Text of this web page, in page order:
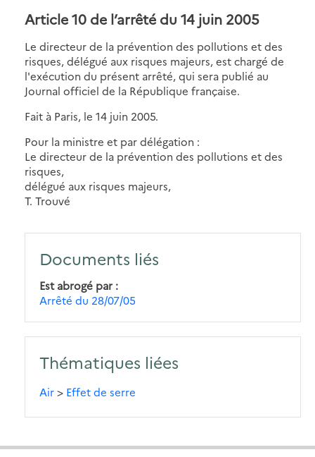
Article 10 de l’arrêté du 14 juin 2005
Le directeur de la prévention des pollutions et des
risques, délégué aux risques majeurs, est chargé de
l'exécution du présent arrêté, qui sera publié au
Journal officiel de la République française.
Fait à Paris, le 14 juin 2005.
Pour la ministre et par délégation :
Le directeur de la prévention des pollutions et des
risques,
délégué aux risques majeurs,
T. Trouvé
Documents liés
Est abrogé par
Arrêté du 28/07/05
Thématiques liées
Air> Effet de serre